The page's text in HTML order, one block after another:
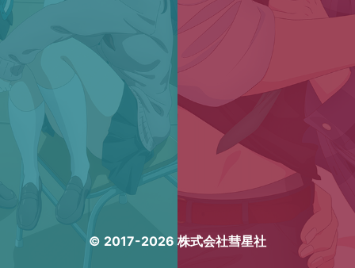
© 2017-2026 株式会社彗星社